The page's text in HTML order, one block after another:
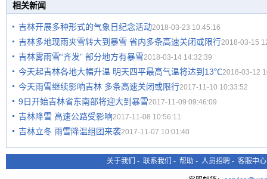
相关新闻
吉林开展多种形式的气象日纪念活动2018-03-23 10:45:16
吉林多地现雨夹雪转大到暴雪 省内多条高速关闭或限行2018-03-15
吉林雾雨雪“齐发” 部分地方有暴雪2018-03-14 14:32:39
今天起吉林各地大幅升温 明天四平最高气温将达到13℃2018-03-12
今天雨雪继续影响吉林 多条高速关闭或限行2017-11-10 10:33:52
9日开始吉林省东南部将迎大到暴雪2017-11-09 09:46:09
吉林降雪 高速公路受影响2017-11-08 10:56:11
吉林立冬 雨雪降温组团来袭2017-11-07 10:01:40
关于我们 - 联系我们 - 帮助 - 人员招聘 - 客服中心